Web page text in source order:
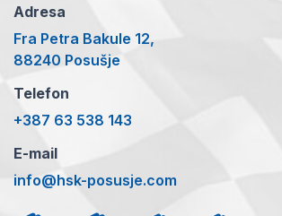
Adresa
Fra Petra Bakule 12,
88240 Posušje
Telefon
+387 63 538 143
E-mail
info@hsk-posusje.com